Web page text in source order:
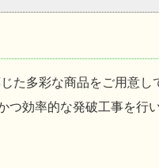
た多彩な商品をご用意し
つ効率的な発破工事を行